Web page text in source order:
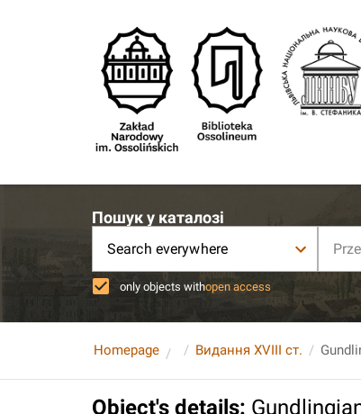
Пошук у каталозі
Search everywhere
only objects withopen access
Homepage Видання XVIII ст.
Object's details: